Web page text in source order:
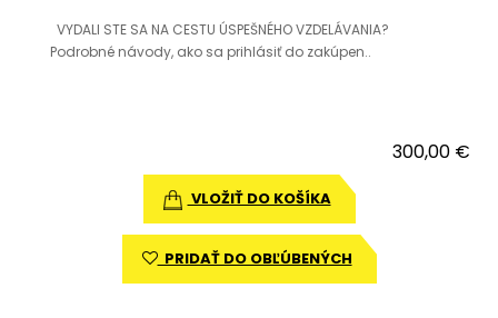
VYDALI STE SA NA CESTU ÚSPEŠNÉHO VZDELÁVANIA?
Podrobné návody, ako sa prihlásiť do zakúpen..
300,00 €
VLOŽIŤ DO KOŠÍKA
PRIDAŤ DO OBĽÚBENÝCH